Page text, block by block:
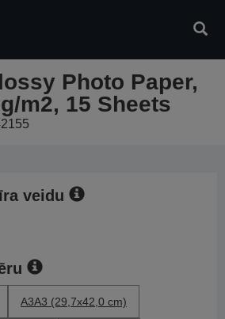
Photo Paper,
m2, 15 Sheets
veidu
A3A3 (29,7x42,0 cm)